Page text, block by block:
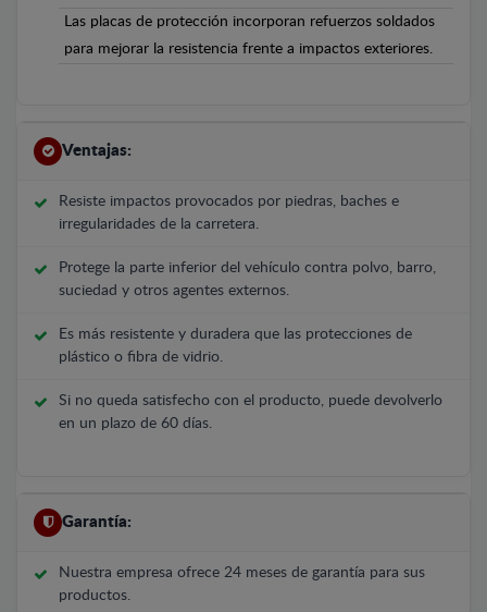
Las placas de protección incorporan refuerzos soldados
para mejorar la resistencia frente a impactos exteriores.
Ventajas:
Resiste impactos provocados por piedras, baches e
irregularidades de la carretera.
Protege la parte inferior del vehículo contra polvo, barro,
suciedad y otros agentes externos.
Es más resistente y duradera que las protecciones de
plástico o fibra de vidrio.
Si no queda satisfecho con el producto, puede devolverlo
en un plazo de 60 días.
Garantía:
Nuestra empresa ofrece 24 meses de garantía para sus
productos.